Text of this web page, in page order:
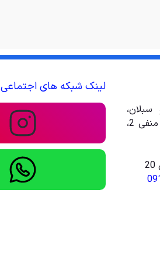
مجتمع تجاری تفریحی امیر، طبقه منفی 2،
لینک شبکه های اجتماعی